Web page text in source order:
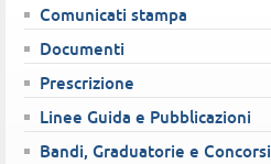
Comunicati stampa
Documenti
Prescrizione
Linee Guida e Pubblicazioni
Bandi, Graduatorie e Concorsi